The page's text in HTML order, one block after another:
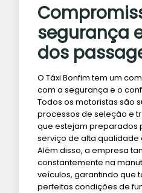
segurança
dos
O Táxi Bonfim tem um
com a segurança e o
Todos os motoristas são
processos de seleção e
que estejam preparados
serviço de alta qualidade
Além disso, a empresa
constantemente na
veículos, garantindo que
perfeitas condições de